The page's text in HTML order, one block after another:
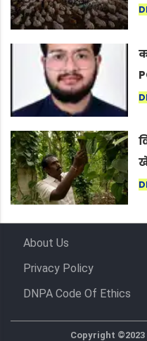
About Us
Privacy Policy
DNPA Code Of Ethics
Copyright